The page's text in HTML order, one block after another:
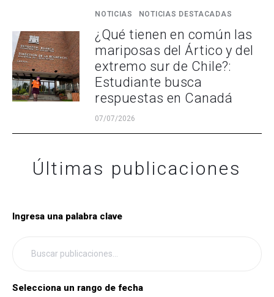
NOTICIAS NOTICIAS DESTACADAS
¿Qué tienen en común las
mariposas del Ártico y del
extremo sur de Chile?:
Estudiante busca
respuestas en Canadá
07/07/2026
Últimas publicaciones
Ingresa una palabra clave
Selecciona un rango de fecha